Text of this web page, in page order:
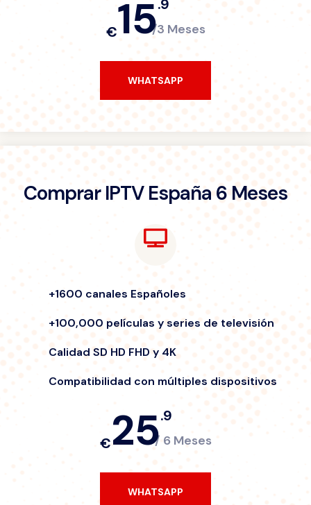
€15.9
/3 Meses
WHATSAPP
Comprar IPTV España 6 Meses
+1600 canales Españoles
+100,000 películas y series de televisión
Calidad SD HD FHD y 4K
Compatibilidad con múltiples dispositivos
€25.9
/ 6 Meses
WHATSAPP